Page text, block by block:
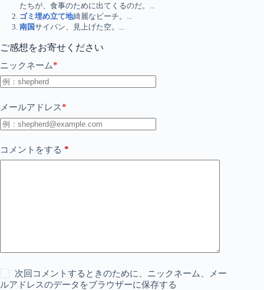
たちが、食事のために出てくるのだ。...
ゴミ埋め立て地綺麗なビーチ。...
南国サイパン、見上げた空。...
ご感想をお寄せください
ニックネーム*
メールアドレス*
コメントをする *
次回コメントするときのために、ニックネーム、メー
ルアドレスのデータをブラウザーに保存する